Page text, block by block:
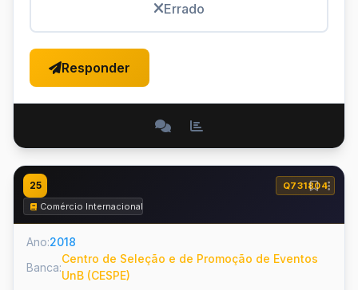
Errado
Responder
25
Q731804
Comércio Internacional
Ano:2018
Banca:
Centro de Seleção e de Promoção de Eventos
UnB (CESPE)